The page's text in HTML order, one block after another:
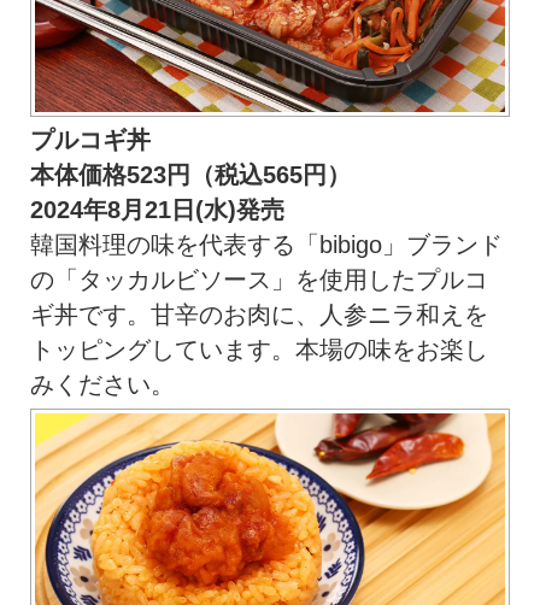
プルコギ丼
本体価格523円（税込565円）
2024年8月21日(水)発売
韓国料理の味を代表する「bibigo」ブランド
の「タッカルビソース」を使用したプルコ
ギ丼です。甘辛のお肉に、人参ニラ和えを
トッピングしています。本場の味をお楽し
みください。